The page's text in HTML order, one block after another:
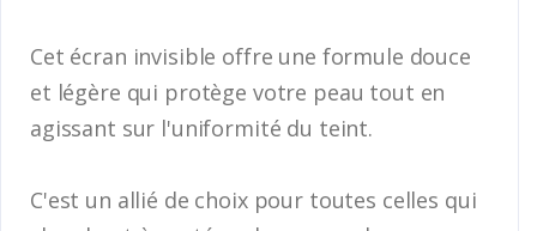
Cet écran invisible offre une formule douce
et légère qui protège votre peau tout en
agissant sur l'uniformité du teint.
C'est un allié de choix pour toutes celles qui